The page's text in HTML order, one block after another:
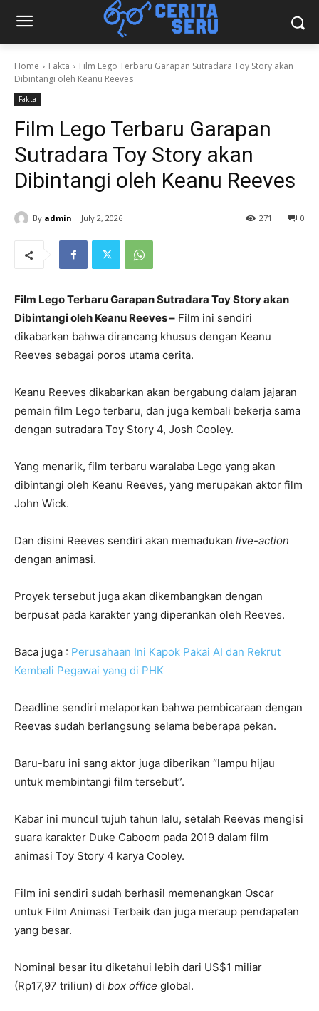
Home Fakta
Film Lego Terbaru Garapan Sutradara Toy Story akan
Dibintangi oleh Keanu Reeves
Fakta
Film Lego Terbaru Garapan
Sutradara Toy Story akan
Dibintangi oleh Keanu Reeves
By admin July 2, 2026 0
271
Film Lego Terbaru Garapan Sutradara Toy Story akan
Dibintangi oleh Keanu Reeves – Film ini sendiri
dikabarkan bahwa dirancang khusus dengan Keanu
Reeves sebagai poros utama cerita.
Keanu Reeves dikabarkan akan bergabung dalam jajaran
pemain film Lego terbaru, dan juga kembali bekerja sama
dengan sutradara Toy Story 4, Josh Cooley.
Yang menarik, film terbaru waralaba Lego yang akan
dibintangi oleh Keanu Reeves, yang merupakan aktor film
John Wick.
Dan disini Reeves sendiri akan memadukan live-action
dengan animasi.
Proyek tersebut juga akan dikembangkan dengan
berpusat pada karakter yang diperankan oleh Reeves.
Baca juga : Perusahaan Ini Kapok Pakai AI dan Rekrut
Kembali Pegawai yang di PHK
Deadline sendiri melaporkan bahwa pembicaraan dengan
Reevas sudah berlangsung selama beberapa pekan.
Baru-baru ini sang aktor juga diberikan “lampu hijau
untuk membintangi film tersebut”.
Kabar ini muncul tujuh tahun lalu, setalah Reevas mengisi
suara karakter Duke Caboom pada 2019 dalam film
animasi Toy Story 4 karya Cooley.
Film ini sendiri sudah berhasil memenangkan Oscar
untuk Film Animasi Terbaik dan juga meraup pendapatan
yang besar.
Nominal besar itu diketahui lebih dari US$1 miliar
(Rp17,97 triliun) di box office global.